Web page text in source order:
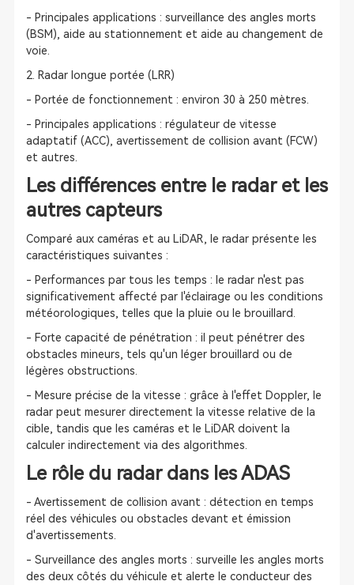
- Principales applications : surveillance des angles morts
(BSM), aide au stationnement et aide au changement de
voie.
2. Radar longue portée (LRR)
- Portée de fonctionnement : environ 30 à 250 mètres.
- Principales applications : régulateur de vitesse
adaptatif (ACC), avertissement de collision avant (FCW)
et autres.
Les différences entre le radar et les
autres capteurs
Comparé aux caméras et au LiDAR, le radar présente les
caractéristiques suivantes :
- Performances par tous les temps : le radar n'est pas
significativement affecté par l'éclairage ou les conditions
météorologiques, telles que la pluie ou le brouillard.
- Forte capacité de pénétration : il peut pénétrer des
obstacles mineurs, tels qu'un léger brouillard ou de
légères obstructions.
- Mesure précise de la vitesse : grâce à l'effet Doppler, le
radar peut mesurer directement la vitesse relative de la
cible, tandis que les caméras et le LiDAR doivent la
calculer indirectement via des algorithmes.
Le rôle du radar dans les ADAS
- Avertissement de collision avant : détection en temps
réel des véhicules ou obstacles devant et émission
d'avertissements.
- Surveillance des angles morts : surveille les angles morts
des deux côtés du véhicule et alerte le conducteur des